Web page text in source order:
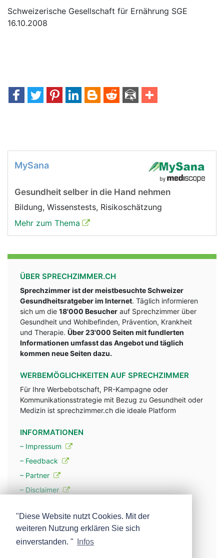
Schweizerische Gesellschaft für Ernährung SGE
16.10.2008
MySana
Gesundheit selber in die Hand nehmen
Bildung, Wissenstests, Risikoschätzung
Mehr zum Thema
ÜBER SPRECHZIMMER.CH
Sprechzimmer ist der meistbesuchte Schweizer
Gesundheitsratgeber im Internet. Täglich informieren
sich um die 18'000 Besucher auf Sprechzimmer über
Gesundheit und Wohlbefinden, Prävention, Krankheit
und Therapie. Über 23'000 Seiten mit fundlerten
Informationen umfasst das Angebot und täglich
kommen neue Seiten dazu.
WERBEMÖGLICHKEITEN AUF SPRECHZIMMER
Für Ihre Werbebotschaft, PR-Kampagne oder
Kommunikationsstrategie mit Bezug zu Gesundheit oder
Medizin ist sprechzimmer.ch die ideale Platform
INFORMATIONEN
– Impressum
– Feedback
– Partner
– Disclaimer
– Werbung
– Mehr über unsere Experten
"Diese Website nutzt Cookies. Mit der
weiteren Nutzung erklären Sie sich
einverstanden. "
Infos